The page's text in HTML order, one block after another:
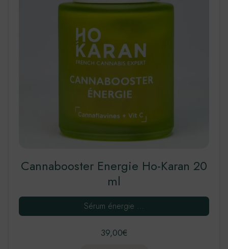
Cannabooster Energie Ho-Karan 20
ml
Sérum énergie …
39,00€